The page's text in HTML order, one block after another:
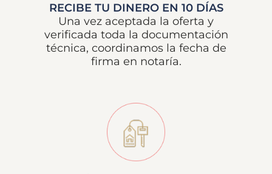
RECIBE TU DINERO EN 10 DÍAS
Una vez aceptada la oferta y
verificada toda la documentación
técnica, coordinamos la fecha de
firma en notaría.